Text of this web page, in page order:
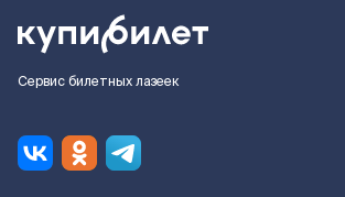
Сервис билетных лазеек